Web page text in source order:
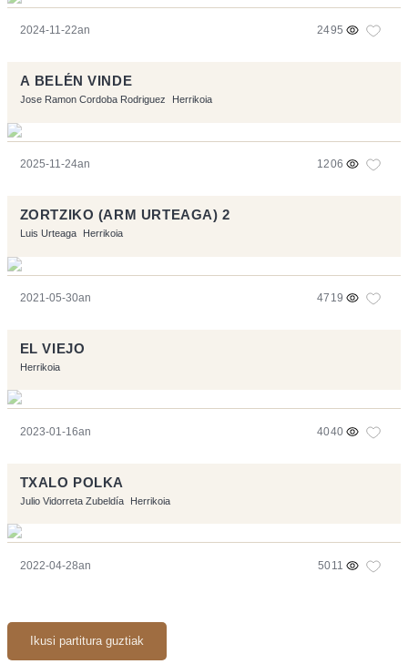
2024-11-22an 2495
A BELÉN VINDE
Jose Ramon Cordoba Rodriguez Herrikoia
2025-11-24an 1206
ZORTZIKO (ARM URTEAGA) 2
Luis Urteaga Herrikoia
2021-05-30an 4719
EL VIEJO
Herrikoia
2023-01-16an 4040
TXALO POLKA
Julio Vidorreta Zubeldía Herrikoia
2022-04-28an 5011
Ikusi partitura guztiak